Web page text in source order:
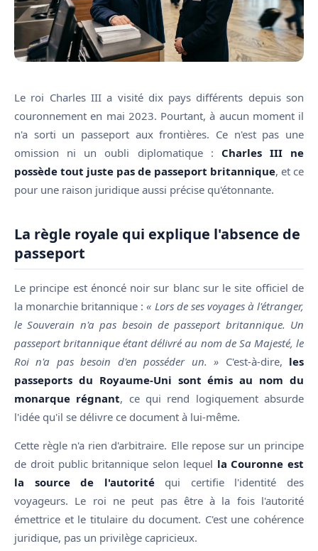
Le roi Charles III a visité dix pays différents depuis son
couronnement en mai 2023. Pourtant, à aucun moment il
n'a sorti un passeport aux frontières. Ce n'est pas une
omission ni un oubli diplomatique : Charles III ne
possède tout juste pas de passeport britannique, et ce
pour une raison juridique aussi précise qu'étonnante.
La règle royale qui explique l'absence de
passeport
Le principe est énoncé noir sur blanc sur le site officiel de
la monarchie britannique :« Lors de ses voyages à l'étranger,
le Souverain n'a pas besoin de passeport britannique. Un
passeport britannique étant délivré au nom de Sa Majesté, le
Roi n'a pas besoin d'en posséder un. » C'est-à-dire, les
passeports du Royaume-Uni sont émis au nom du
monarque régnant, ce qui rend logiquement absurde
l'idée qu'il se délivre ce document à lui-même.
Cette règle n'a rien d'arbitraire. Elle repose sur un principe
de droit public britannique selon lequel la Couronne est
la source de l'autoritéqui certifie l'identité des
voyageurs. Le roi ne peut pas être à la fois l'autorité
émettrice et le titulaire du document. C'est une cohérence
juridique, pas un privilège capricieux.